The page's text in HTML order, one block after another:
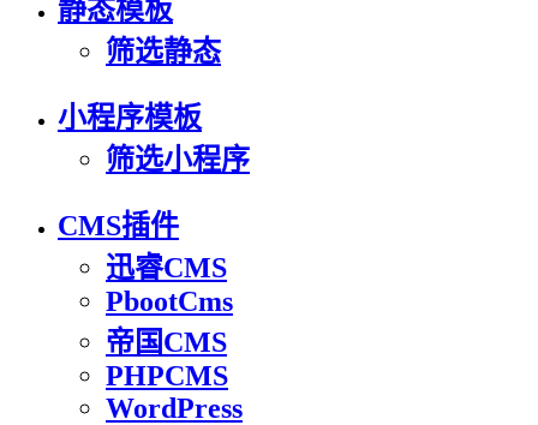
静态模板
筛选静态
小程序模板
筛选小程序
CMS插件
迅睿CMS
PbootCms
帝国CMS
PHPCMS
WordPress